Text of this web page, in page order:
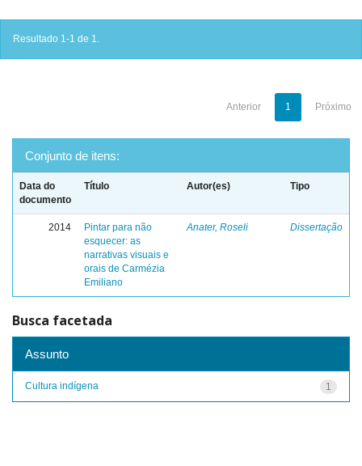
Resultado 1-1 de 1.
Anterior 1 Próximo
Conjunto de itens:
Data do
documento
Título Autor(es) Tipo
2014
Pintar para não
esquecer: as
narrativas visuais e
orais de Carmézia
Emiliano
Anater, Roseli Dissertação
Busca facetada
Assunto
1
Cultura indígena